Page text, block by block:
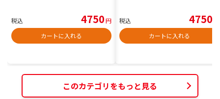
山市 岩出市 海南市 岬町 和歌山
大阪
税込 4750円
カートに入れる
税込 4750
カートに入れる
このカテゴリをもっと見る